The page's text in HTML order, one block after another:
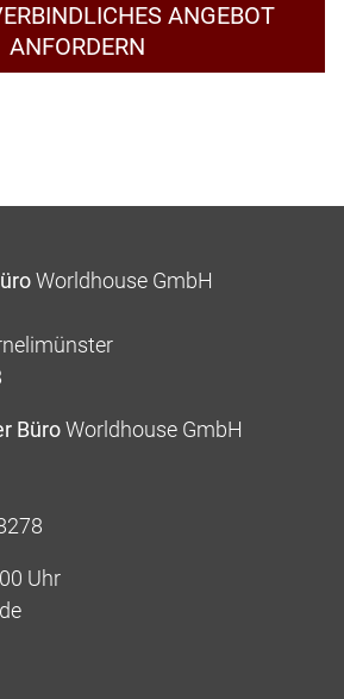
ANGEBOT
ANFORDERN
Worldhouse GmbH
BüroWorldhouse GmbH
Uhr